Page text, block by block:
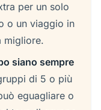
per un solo
o un viaggio in
migliore.
siano sempre
di 5 o più
eguagliare o